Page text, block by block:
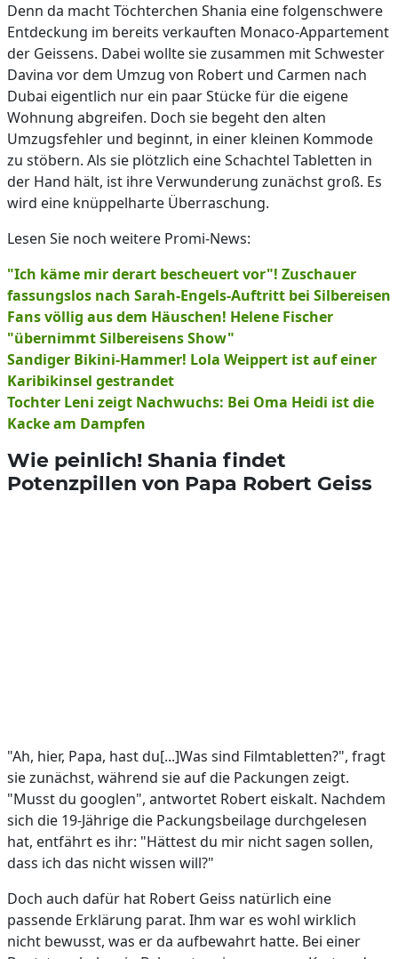
Denn da macht Töchterchen Shania eine folgenschwere
Entdeckung im bereits verkauften Monaco-Appartement
der Geissens. Dabei wollte sie zusammen mit Schwester
Davina vor dem Umzug von Robert und Carmen nach
Dubai eigentlich nur ein paar Stücke für die eigene
Wohnung abgreifen. Doch sie begeht den alten
Umzugsfehler und beginnt, in einer kleinen Kommode
zu stöbern. Als sie plötzlich eine Schachtel Tabletten in
der Hand hält, ist ihre Verwunderung zunächst groß. Es
wird eine knüppelharte Überraschung.
Lesen Sie noch weitere Promi-News:
"Ich käme mir derart bescheuert vor"! Zuschauer
fassungslos nach Sarah-Engels-Auftritt bei Silbereisen
Fans völlig aus dem Häuschen! Helene Fischer
"übernimmt Silbereisens Show"
Sandiger Bikini-Hammer! Lola Weippert ist auf einer
Karibikinsel gestrandet
Tochter Leni zeigt Nachwuchs: Bei Oma Heidi ist die
Kacke am Dampfen
Wie peinlich! Shania findet
Potenzpillen von Papa Robert Geiss
"Ah, hier, Papa, hast du[...]Was sind Filmtabletten?", fragt
sie zunächst, während sie auf die Packungen zeigt.
"Musst du googlen", antwortet Robert eiskalt. Nachdem
sich die 19-Jährige die Packungsbeilage durchgelesen
hat, entfährt es ihr: "Hättest du mir nicht sagen sollen,
dass ich das nicht wissen will?"
Doch auch dafür hat Robert Geiss natürlich eine
passende Erklärung parat. Ihm war es wohl wirklich
nicht bewusst, was er da aufbewahrt hatte. Bei einer